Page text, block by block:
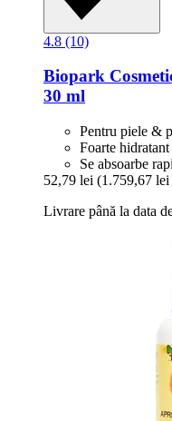
4.8 (10)
Biopark
30 ml
Pentru piele &
Foarte hidratant
Se absoarbe
52,79 lei (1.759,67
Livrare până la data